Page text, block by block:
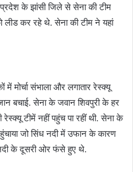
प्रदेश के झांसी जिले से सेना की टीम
लीड कर रहे थे. सेना की टीम ने यहां
में मोर्चा संभाला और लगातार रेस्क्यू
बचाई. सेना के जवान शिवपुरी के हर
टीमें नहीं पहुंच पा रहीं थी. सेना के
जो सिंध नदी में उफान के कारण
के दूसरी ओर फंसे हुए थे.